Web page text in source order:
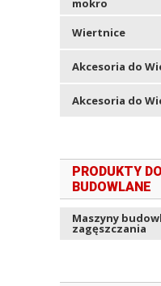
mokro
Wiertnice
Akcesoria do
Akcesoria do
PRODUKTY
BUDOWLANE
Maszyny
zagęszczania